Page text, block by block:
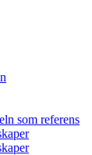
som referens